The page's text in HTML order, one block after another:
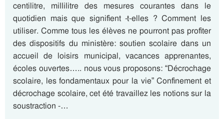
centilitre, millilitre des mesures courantes dans le
quotidien mais que signifient -t-elles ? Comment les
utiliser. Comme tous les élèves ne pourront pas profiter
des dispositifs du ministère: soutien scolaire dans un
accueil de loisirs municipal, vacances apprenantes,
écoles ouvertes….. nous vous proposons: “Décrochage
scolaire, les fondamentaux pour la vie” Confinement et
décrochage scolaire, cet été travaillez les notions sur la
soustraction -…